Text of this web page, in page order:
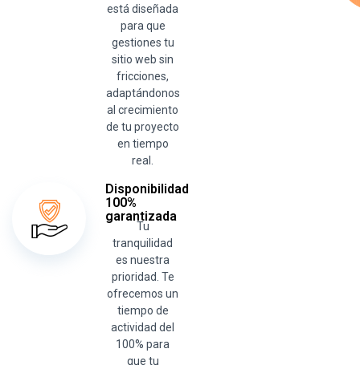
está diseñada
para que
gestiones tu
sitio web sin
fricciones,
adaptándonos
al crecimiento
de tu proyecto
en tiempo
real.
Disponibilidad
100%
garantizada
Tu
tranquilidad
es nuestra
prioridad. Te
ofrecemos un
tiempo de
actividad del
100% para
que tu